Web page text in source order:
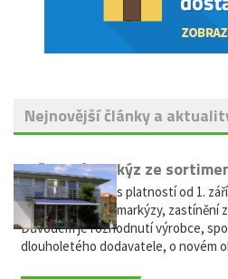
Nejnovější články a
Vyřazení markýz ze
Vážení zákazníci, s platností od 1.
nabídky výsuvné markýzy, zastínění
Důvodem je rozhodnutí výrobce,
dlouholetého dodavatele, o novém